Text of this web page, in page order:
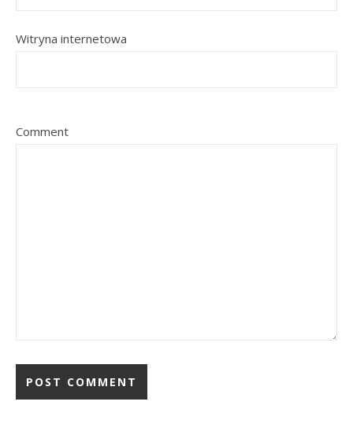
Witryna internetowa
Comment